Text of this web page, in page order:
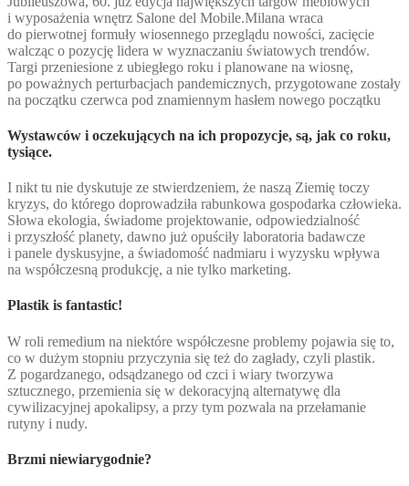
i wyposażenia wnętrz Salone del Mobile.Milana wraca
do pierwotnej formuły wiosennego przeglądu nowości, zacięcie
walcząc o pozycję lidera w wyznaczaniu światowych trendów.
Targi przeniesione z ubiegłego roku i planowane na wiosnę,
po poważnych perturbacjach pandemicznych, przygotowane zostały
na początku czerwca pod znamiennym hasłem nowego początku
Wystawców i oczekujących na ich propozycje, są, jak co roku,
tysiące.
I nikt tu nie dyskutuje ze stwierdzeniem, że naszą Ziemię toczy
kryzys, do którego doprowadziła rabunkowa gospodarka człowieka.
Słowa ekologia, świadome projektowanie, odpowiedzialność
i przyszłość planety, dawno już opuściły laboratoria badawcze
i panele dyskusyjne, a świadomość nadmiaru i wyzysku wpływa
na współczesną produkcję, a nie tylko marketing.
Plastik is fantastic!
W roli remedium na niektóre współczesne problemy pojawia się to,
co w dużym stopniu przyczynia się też do zagłady, czyli plastik.
Z pogardzanego, odsądzanego od czci i wiary tworzywa
sztucznego, przemienia się w dekoracyjną alternatywę dla
cywilizacyjnej apokalipsy, a przy tym pozwala na przełamanie
rutyny i nudy.
Brzmi niewiarygodnie?